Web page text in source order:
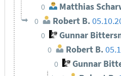
0 Matthias
0 Robert B.
0 Gunnar
0 Robert B.
0 Gunnar